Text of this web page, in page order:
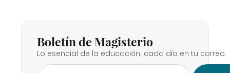
Boletín de Magisterio
Lo esencial de la educación, cada día en tu correo.